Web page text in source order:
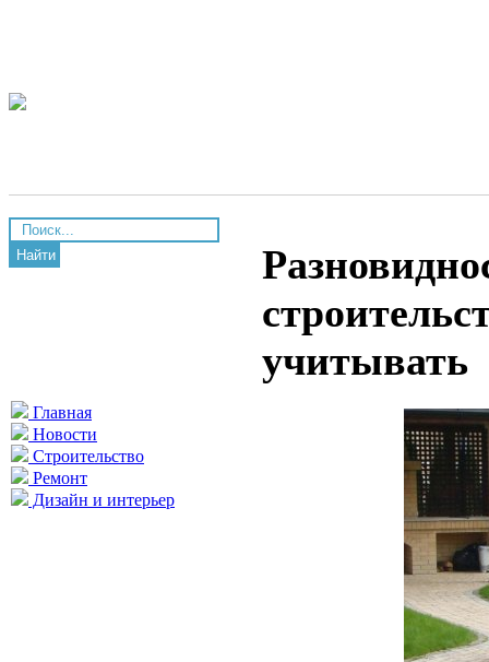
Найти
Главная
Новости
Строительство
Ремонт
Дизайн и интерьер
учитывать